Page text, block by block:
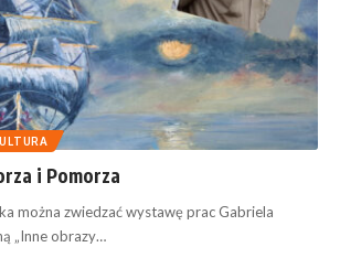
i Pomorza
można zwiedzać wystawę prac Gabriela
„Inne obrazy…